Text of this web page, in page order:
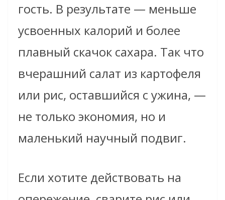
гость. В результате — меньше
усвоенных калорий и более
плавный скачок сахара. Так что
вчерашний салат из картофеля
или рис, оставшийся с ужина, —
не только экономия, но и
маленький научный подвиг.
Если хотите действовать на